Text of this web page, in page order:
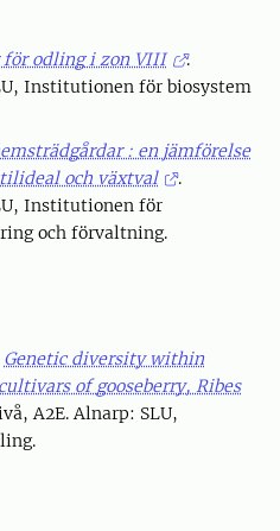
för odling i zon VIII
.
Institutionen för biosystem
: en jämförelse
och växtval
.
Institutionen för
och förvaltning.
Genetic diversity within
of gooseberry, Ribes
A2E. Alnarp: SLU,